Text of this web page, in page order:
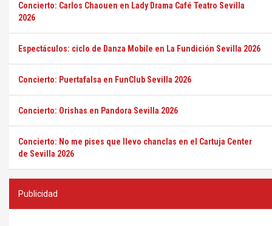
Concierto: Carlos Chaouen en Lady Drama Café Teatro Sevilla
2026
Espectáculos: ciclo de Danza Mobile en La Fundición Sevilla 2026
Concierto: Puertafalsa en FunClub Sevilla 2026
Concierto: Orishas en Pandora Sevilla 2026
Concierto: No me pises que llevo chanclas en el Cartuja Center
de Sevilla 2026
Publicidad